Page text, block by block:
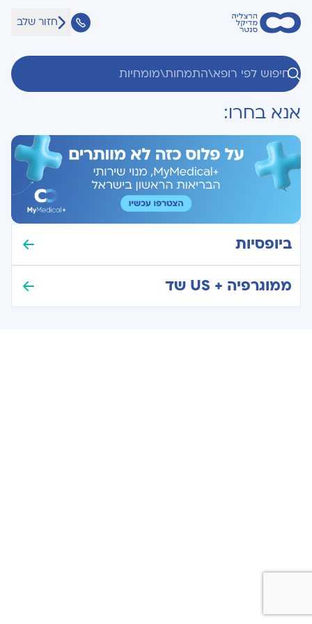
חזור שלב
אנא בחרו:
ביופסיות
ממוגרפיה + US שד